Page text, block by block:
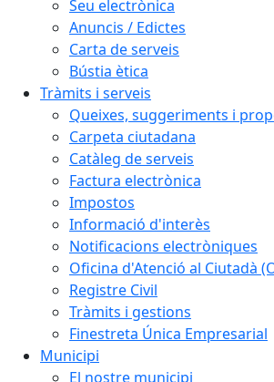
Seu electrònica
Anuncis / Edictes
Carta de serveis
Bústia ètica
Tràmits i serveis
Queixes, suggeriments i
Carpeta ciutadana
Catàleg de serveis
Factura electrònica
Impostos
Informació d'interès
Notificacions electròniques
Oficina d'Atenció al Ciutadà
Registre Civil
Tràmits i gestions
Finestreta Única Empresarial
Municipi
El nostre municipi